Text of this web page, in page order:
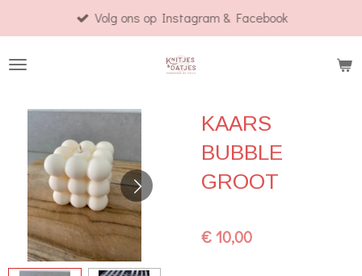
direct
naar
hoofdinhoud
Volg ons op Instagram & Facebook
KAARS
BUBBLE
GROOT
€ 10,00